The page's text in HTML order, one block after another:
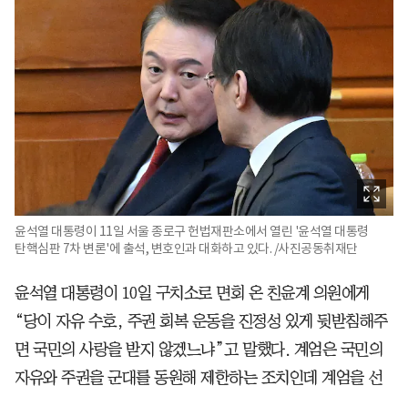
윤석열 대통령이 11일 서울 종로구 헌법재판소에서 열린 '윤석열 대통령
탄핵심판 7차 변론'에 출석, 변호인과 대화하고 있다. /사진공동취재단
윤석열 대통령이 10일 구치소로 면회 온 친윤계 의원에게
“당이 자유 수호, 주권 회복 운동을 진정성 있게 뒷받침해주
면 국민의 사랑을 받지 않겠느냐”고 말했다. 계엄은 국민의
자유와 주권을 군대를 동원해 제한하는 조치인데 계엄을 선